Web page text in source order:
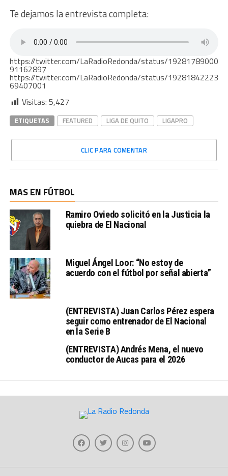
Te dejamos la entrevista completa:
https://twitter.com/LaRadioRedonda/status/19281789000
91162897
https://twitter.com/LaRadioRedonda/status/19281842223
69407001
Visitas: 5,427
ETIQUETAS FEATURED LIGA DE QUITO LIGAPRO
CLIC PARA COMENTAR
MAS EN FÚTBOL
Ramiro Oviedo solicitó en la Justicia la
quiebra de El Nacional
Miguel Ángel Loor: “No estoy de
acuerdo con el fútbol por señal abierta”
(ENTREVISTA) Juan Carlos Pérez espera
seguir como entrenador de El Nacional
en la Serie B
(ENTREVISTA) Andrés Mena, el nuevo
conductor de Aucas para el 2026